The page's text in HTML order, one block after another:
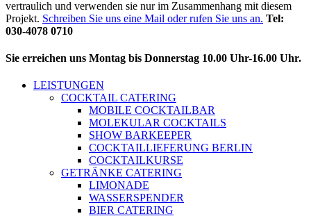
vertraulich und verwenden sie nur im Zusammenhang mit diesem
Projekt. Schreiben Sie uns eine Mail oder rufen Sie uns an. Tel:
030-4078 0710
Sie erreichen uns Montag bis Donnerstag 10.00 Uhr-16.00 Uhr.
LEISTUNGEN
COCKTAIL CATERING
MOBILE COCKTAILBAR
MOLEKULAR COCKTAILS
SHOW BARKEEPER
COCKTAILLIEFERUNG BERLIN
COCKTAILKURSE
GETRÄNKE CATERING
LIMONADE
WASSERSPENDER
BIER CATERING